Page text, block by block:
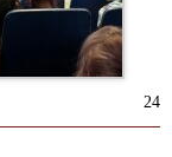
24